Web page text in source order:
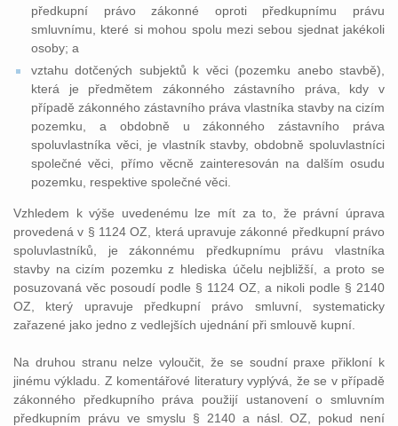
předkupní právo zákonné oproti předkupnímu právu
smluvnímu, které si mohou spolu mezi sebou sjednat jakékoli
osoby; a
vztahu dotčených subjektů k věci (pozemku anebo stavbě),
která je předmětem zákonného zástavního práva, kdy v
případě zákonného zástavního práva vlastníka stavby na cizím
pozemku, a obdobně u zákonného zástavního práva
spoluvlastníka věci, je vlastník stavby, obdobně spoluvlastníci
společné věci, přímo věcně zainteresován na dalším osudu
pozemku, respektive společné věci.
Vzhledem k výše uvedenému lze mít za to, že právní úprava
provedená v § 1124 OZ, která upravuje zákonné předkupní právo
spoluvlastníků, je zákonnému předkupnímu právu vlastníka
stavby na cizím pozemku z hlediska účelu nejbližší, a proto se
posuzovaná věc posoudí podle § 1124 OZ, a nikoli podle § 2140
OZ, který upravuje předkupní právo smluvní, systematicky
zařazené jako jedno z vedlejších ujednání při smlouvě kupní.
Na druhou stranu nelze vyloučit, že se soudní praxe přikloní k
jinému výkladu. Z komentářové literatury vyplývá, že se v případě
zákonného předkupního práva použijí ustanovení o smluvním
předkupním právu ve smyslu § 2140 a násl. OZ, pokud není